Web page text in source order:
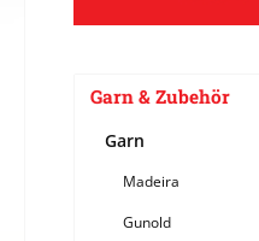
Garn & Zubehör
Garn
Madeira
Gunold